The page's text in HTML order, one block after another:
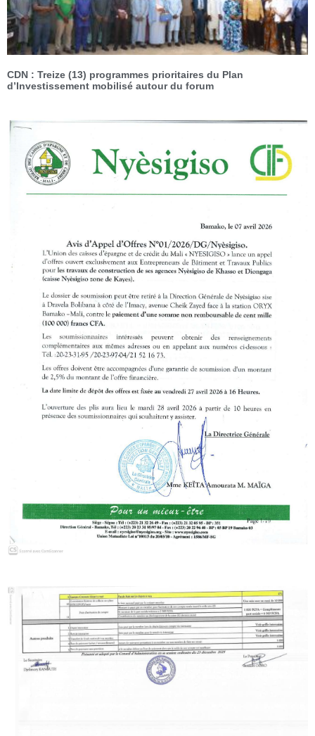
CDN : Treize (13) programmes prioritaires du Plan
d’Investissement mobilisé autour du forum